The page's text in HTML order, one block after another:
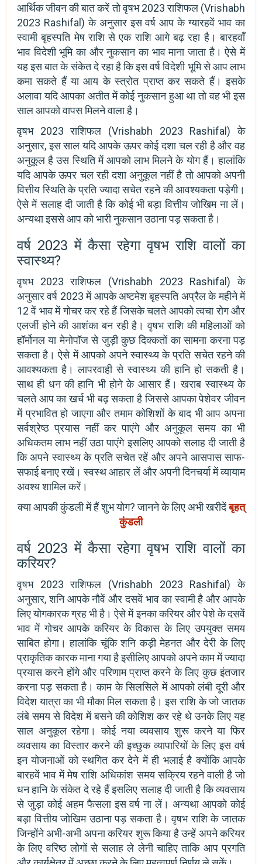
आर्थिक जीवन की बात करें तो वृषभ 2023 राशिफल (Vrishabh
2023 Rashifal) के अनुसार इस वर्ष आप के ग्यारहवें भाव का
स्वामी बृहस्पति मेष राशि से एक राशि आगे बढ़ रहा है। बारहवाँ
भाव विदेशी भूमि का और नुकसान का भाव माना जाता है। ऐसे में
यह इस बात के संकेत दे रहा है कि इस वर्ष विदेशी भूमि से आप लाभ
कमा सकते हैं या आय के स्त्रोत प्राप्त कर सकते हैं। इसके
अलावा यदि आपका अतीत में कोई नुकसान हुआ था तो वह भी इस
साल आपको वापस मिलने वाला है।
वृषभ 2023 राशिफल (Vrishabh 2023 Rashifal) के
अनुसार, इस साल यदि आपके ऊपर कोई दशा चल रही है और वह
अनुकूल है उस स्थिति में आपको लाभ मिलने के योग हैं। हालांकि
यदि आपके ऊपर चल रही दशा अनुकूल नहीं है तो आपको अपनी
वित्तीय स्थिति के प्रति ज्यादा सचेत रहने की आवश्यकता पड़ेगी।
ऐसे में सलाह दी जाती है कि कोई भी बड़ा वित्तीय जोखिम ना लें।
अन्यथा इससे आप को भारी नुकसान उठाना पड़ सकता है।
वर्ष 2023 में कैसा रहेगा वृषभ राशि वालों का
स्वास्थ्य?
वृषभ 2023 राशिफल (Vrishabh 2023 Rashifal) के
अनुसार वर्ष 2023 में आपके अष्टमेश बृहस्पति अप्रैल के महीने में
12 वें भाव में गोचर कर रहे हैं जिसके चलते आपको त्वचा रोग और
एलर्जी होने की आशंका बन रही है। वृषभ राशि की महिलाओं को
हॉर्मोनल या मेनोपॉज से जुड़ी कुछ दिक्कतों का सामना करना पड़
सकता है। ऐसे में आपको अपने स्वास्थ्य के प्रति सचेत रहने की
आवश्यकता है। लापरवाही से स्वास्थ्य की हानि हो सकती है।
साथ ही धन की हानि भी होने के आसार हैं। खराब स्वास्थ्य के
चलते आप का खर्च भी बढ़ सकता है जिससे आपका पेशेवर जीवन
में प्रभावित हो जाएगा और तमाम कोशिशों के बाद भी आप अपना
सर्वश्रेष्ठ प्रयास नहीं कर पाएंगे और अनुकूल समय का भी
अधिकतम लाभ नहीं उठा पाएंगे इसलिए आपको सलाह दी जाती है
कि अपने स्वास्थ्य के प्रति सचेत रहें और अपने आसपास साफ-
सफाई बनाए रखें। स्वस्थ आहार लें और अपनी दिनचर्या में व्यायाम
अवश्य शामिल करें।
क्या आपकी कुंडली में हैं शुभ योग? जानने के लिए अभी खरीदेंबृहत्
कुंडली
वर्ष 2023 में कैसा रहेगा वृषभ राशि वालों का
करियर?
वृषभ 2023 राशिफल (Vrishabh 2023 Rashifal) के
अनुसार, शनि आपके नौवें और दसवें भाव का स्वामी है और आपके
लिए योगकारक ग्रह भी है। ऐसे में इनका करियर और पेशे के दसवें
भाव में गोचर आपके करियर के विकास के लिए उपयुक्त समय
साबित होगा। हालांकि चूंकि शनि कड़ी मेहनत और देरी के लिए
प्राकृतिक कारक माना गया है इसीलिए आपको अपने काम में ज्यादा
प्रयास करने होंगे और परिणाम प्राप्त करने के लिए कुछ इंतजार
करना पड़ सकता है। काम के सिलसिले में आपको लंबी दूरी और
विदेश यात्रा का भी मौका मिल सकता है। इस राशि के जो जातक
लंबे समय से विदेश में बसने की कोशिश कर रहे थे उनके लिए यह
साल अनुकूल रहेगा। कोई नया व्यवसाय शुरू करने या फिर
व्यवसाय का विस्तार करने की इच्छुक व्यापारियों के लिए इस वर्ष
इन योजनाओं को स्थगित कर देने में ही भलाई है क्योंकि आपके
बारहवें भाव में मेष राशि अधिकांश समय सक्रिय रहने वाली है जो
धन हानि के संकेत दे रहे हैं इसलिए सलाह दी जाती है कि व्यवसाय
से जुड़ा कोई अहम फैसला इस वर्ष ना लें। अन्यथा आपको कोई
बड़ा वित्तीय जोखिम उठाना पड़ सकता है। वृषभ राशि के जातक
जिन्होंने अभी-अभी अपना करियर शुरू किया है उन्हें अपने करियर
के लिए वरिष्ठ लोगों से सलाह ले लेनी चाहिए ताकि आप प्रगति